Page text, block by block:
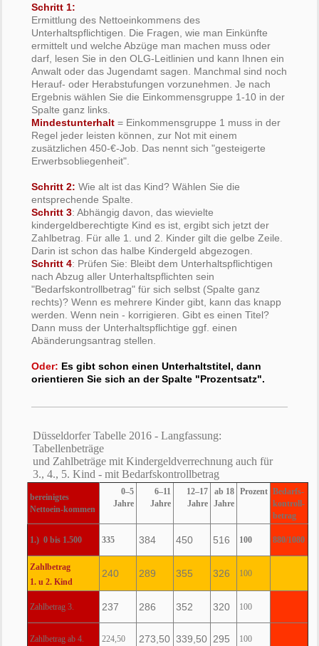
Schritt 1:
Ermittlung des Nettoeinkommens des
Unterhaltspflichtigen. Die Fragen, wie man Einkünfte
ermittelt und welche Abzüge man machen muss oder
darf, lesen Sie in den OLG-Leitlinien und kann Ihnen ein
Anwalt oder das Jugendamt sagen. Manchmal sind noch
Herauf- oder Herabstufungen vorzunehmen. Je nach
Ergebnis wählen Sie die Einkommensgruppe 1-10 in der
Spalte ganz links.
Mindestunterhalt = Einkommensgruppe 1 muss in der
Regel jeder leisten können, zur Not mit einem
zusätzlichen 450-€-Job. Das nennt sich "gesteigerte
Erwerbsobliegenheit".
Schritt 2: Wie alt ist das Kind? Wählen Sie die
entsprechende Spalte.
Schritt 3: Abhängig davon, das wievielte
kindergeldberechtigte Kind es ist, ergibt sich jetzt der
Zahlbetrag. Für alle 1. und 2. Kinder gilt die gelbe Zeile.
Darin ist schon das halbe Kindergeld abgezogen.
Schritt 4: Prüfen Sie: Bleibt dem Unterhaltspflichtigen
nach Abzug aller Unterhaltspflichten sein
"Bedarfskontrollbetrag" für sich selbst (Spalte ganz
rechts)? Wenn es mehrere Kinder gibt, kann das knapp
werden. Wenn nein - korrigieren. Gibt es einen Titel?
Dann muss der Unterhaltspflichtige ggf. einen
Abänderungsantrag stellen.
Oder: Es gibt schon einen Unterhaltstitel, dann
orientieren Sie sich an der Spalte "Prozentsatz".
Düsseldorfer Tabelle 2016 - Langfassung:
Tabellenbeträge
und Zahlbeträge mit Kindergeldverrechnung auch für
3., 4., 5. Kind - mit Bedarfskontrollbetrag
bereinigtes
Nettoein-kommen
0–5
Jahre
6–11
Jahre
12–17
Jahre
ab 18
Jahre
Prozent Bedarfs-
kontroll-
betrag
1.) 0 bis 1.500 335 384 450 516 100 880/1080
Zahlbetrag
1. u 2. Kind
240 289 355 326 100
Zahlbetrag 3. 237 286 352 320 100
Zahlbetrag ab 4. 224,50 273,50 339,50 295 100